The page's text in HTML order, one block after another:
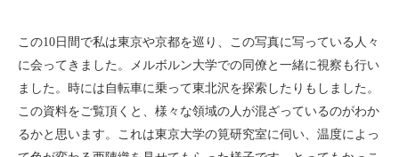
この10日間で私は東京や京都を巡り、この写真に写っている人々
に会ってきました。メルボルン大学での同僚と一緒に視察も行い
ました。時には自転車に乗って東北沢を探索したりもしました。
この資料をご覧頂くと、様々な領域の人が混ざっているのがわか
るかと思います。これは東京大学の筧研究室に伺い、温度によっ